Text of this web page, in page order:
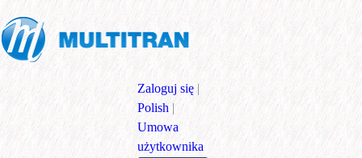
Zaloguj się |
Polish |
Umowa
użytkownika